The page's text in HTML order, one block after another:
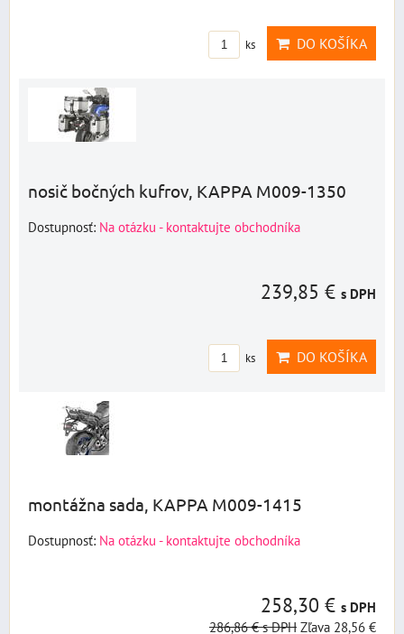
ks DO KOŠÍKA
nosič bočných kufrov, KAPPA M009-1350
Dostupnosť: Na otázku - kontaktujte obchodníka
239,85 € s DPH
ks DO KOŠÍKA
montážna sada, KAPPA M009-1415
Dostupnosť: Na otázku - kontaktujte obchodníka
258,30 € s DPH
286,86 €s DPH Zľava 28,56 €